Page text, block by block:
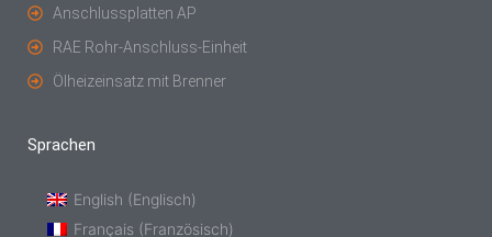
Anschlussplatten AP
RAE Rohr-Anschluss-Einheit
Ölheizeinsatz mit Brenner
Sprachen
English (Englisch)
Français (Französisch)